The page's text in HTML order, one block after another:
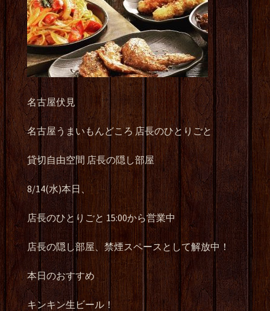
名古屋伏見
名古屋うまいもんどころ 店長のひとりごと
貸切自由空間 店長の隠し部屋
8/14(水)本日、
店長のひとりごと 15:00から営業中
店長の隠し部屋、禁煙スペースとして解放中！
本日のおすすめ
キンキン生ビール！